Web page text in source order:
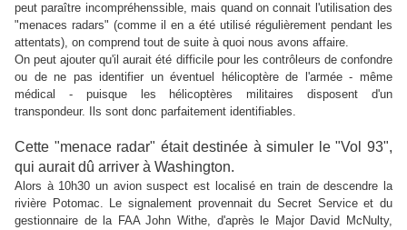
peut paraître incompréhenssible, mais quand on connait l'utilisation des
"menaces radars" (comme il en a été utilisé régulièrement pendant les
attentats), on comprend tout de suite à quoi nous avons affaire.
On peut ajouter qu'il aurait été difficile pour les contrôleurs de confondre
ou de ne pas identifier un éventuel hélicoptère de l'armée - même
médical - puisque les hélicoptères militaires disposent d'un
transpondeur. Ils sont donc parfaitement identifiables.
Cette "menace radar" était destinée à simuler le "Vol 93",
qui aurait dû arriver à Washington.
Alors à 10h30 un avion suspect est localisé en train de descendre la
rivière Potomac. Le signalement provennait du Secret Service et du
gestionnaire de la FAA John Withe, d'après le Major David McNulty,